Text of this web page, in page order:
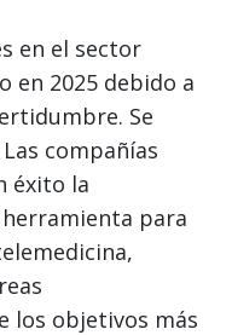
en el sector
en 2025 debido a
Se
compañías
éxito la
para
los objetivos más